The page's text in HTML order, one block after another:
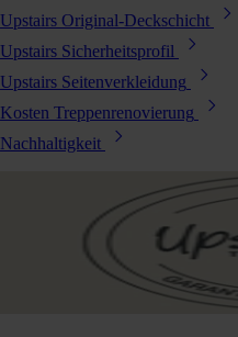
Upstairs Original-Deckschicht
Upstairs Sicherheitsprofil
Upstairs Seitenverkleidung
Kosten Treppenrenovierung
Nachhaltigkeit